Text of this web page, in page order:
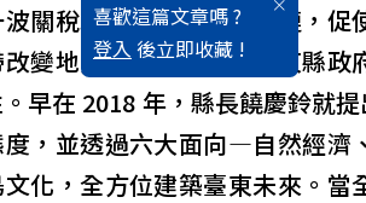
喜歡這篇文章嗎 ?
登入 後立即收藏 !
關稅政策衝擊全球供應鏈，
變地方治理的方向。臺東縣
早在 2018 年，縣長饒慶鈴就
，並透過六大面向—自然經濟
化，全方位建築臺東未來。